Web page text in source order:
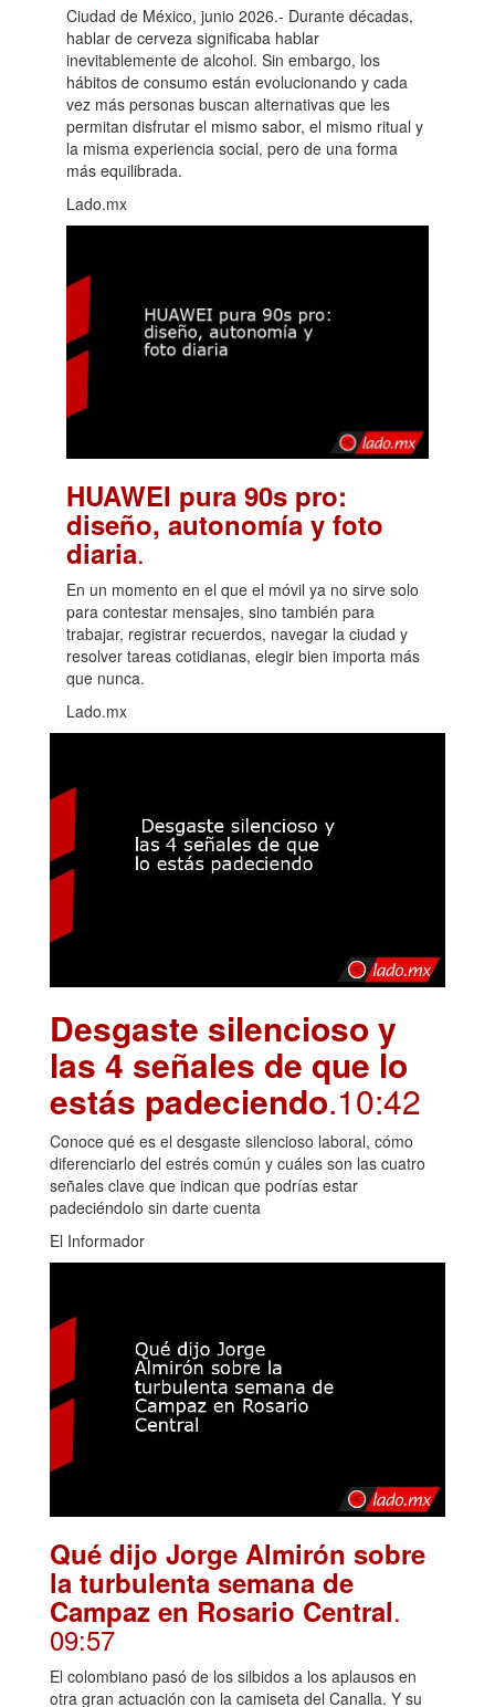
Ciudad de México, junio 2026.- Durante décadas,
hablar de cerveza significaba hablar
inevitablemente de alcohol. Sin embargo, los
hábitos de consumo están evolucionando y cada
vez más personas buscan alternativas que les
permitan disfrutar el mismo sabor, el mismo ritual y
la misma experiencia social, pero de una forma
más equilibrada.
Lado.mx
HUAWEI pura 90s pro:
diseño, autonomía y foto
diaria.
En un momento en el que el móvil ya no sirve solo
para contestar mensajes, sino también para
trabajar, registrar recuerdos, navegar la ciudad y
resolver tareas cotidianas, elegir bien importa más
que nunca.
Lado.mx
Desgaste silencioso y
las 4 señales de que lo
estás padeciendo.10:42
Conoce qué es el desgaste silencioso laboral, cómo
diferenciarlo del estrés común y cuáles son las cuatro
señales clave que indican que podrías estar
padeciéndolo sin darte cuenta
El Informador
Qué dijo Jorge Almirón sobre
la turbulenta semana de
Campaz en Rosario Central.
09:57
El colombiano pasó de los silbidos a los aplausos en
otra gran actuación con la camiseta del Canalla. Y su